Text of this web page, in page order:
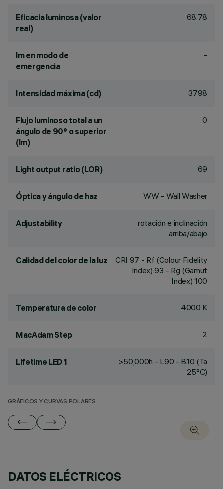
Eficacia luminosa (valor
real)
68.78
lm en modo de
emergencia
-
Intensidad máxima (cd) 3798
Flujo luminoso total a un
ángulo de 90° o superior
(lm)
0
Light output ratio (LOR) 69
Óptica y ángulo de haz WW - Wall Washer
Adjustability
rotación e inclinación
arriba/abajo
Calidad del color de la luz CRI 97 - Rf (Colour Fidelity
Index) 93 - Rg (Gamut
Index) 100
Temperatura de color 4000 K
MacAdam Step 2
Lifetime LED 1
>50,000h - L90 - B10 (Ta
25°C)
GRÁFICOS Y CURVAS POLARES
DATOS ELÉCTRICOS